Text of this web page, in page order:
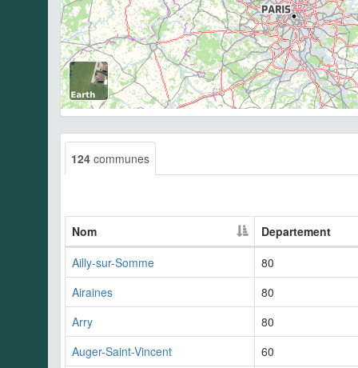
124 communes
Nom
Departement
Ailly-sur-Somme
80
Airaines
80
Arry
80
Auger-Saint-Vincent
60